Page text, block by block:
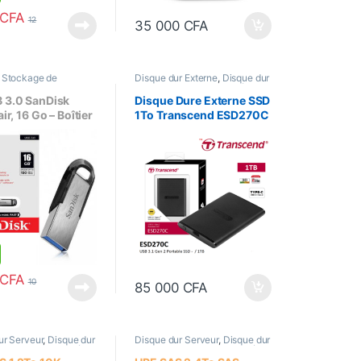
CFA 12
35 000 CFA
Stockage de
3.0 SanDisk
16 Go – Boîtier
CFA 10
Disque dur Externe, Disque dur
SSD
Stockage de données
Disque Dure Externe SSD
1To Transcend ESD270C
85 000 CFA
Serveur, Disque dur
Stockage de données
Disque dur Serveur, Disque dur
Interne
Stockage de données